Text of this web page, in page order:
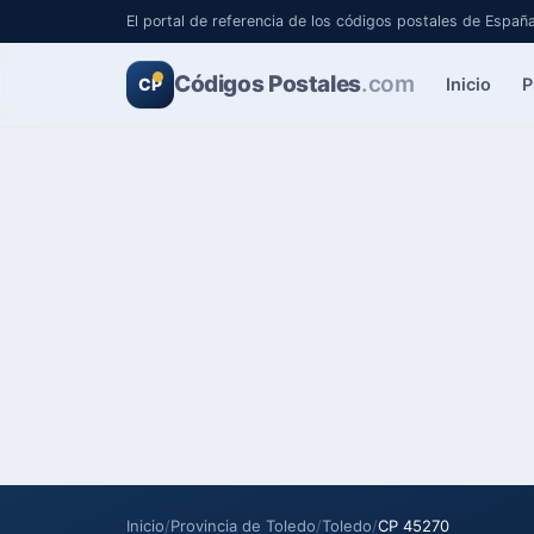
El portal de referencia de los códigos postales de
CP Códigos Postales.com Inicio
Inicio/Provincia de Toledo/Toledo/CP 45270